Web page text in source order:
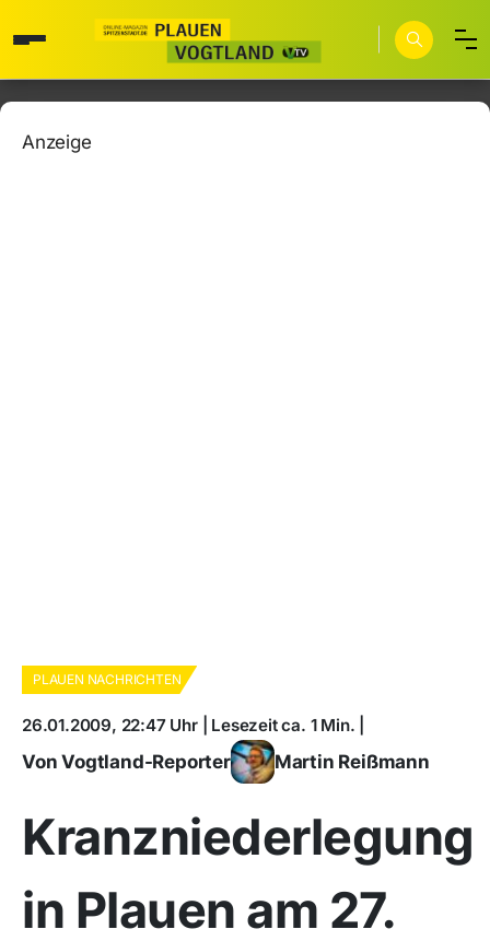
Anzeige
PLAUEN NACHRICHTEN
26.01.2009, 22:47 Uhr | Lesezeit ca. 1 Min. |
Von Vogtland-Reporter Martin Reißmann
Kranzniederlegung
in Plauen am 27.